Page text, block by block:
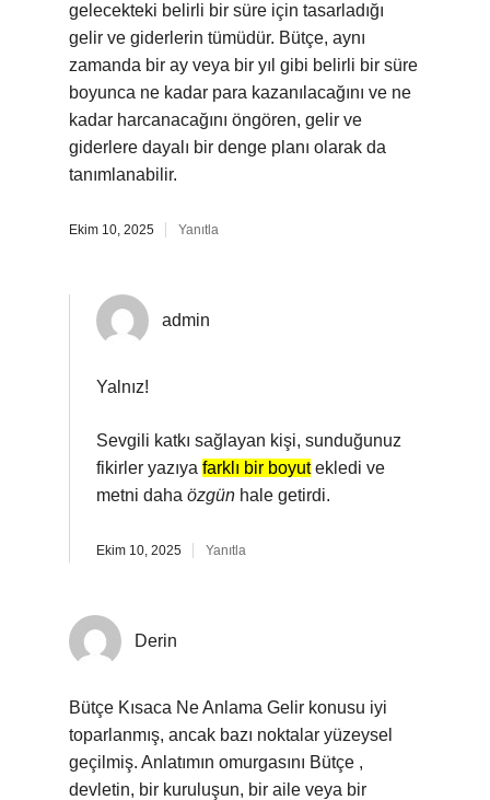
gelecekteki belirli bir süre için tasarladığı
gelir ve giderlerin tümüdür. Bütçe, aynı
zamanda bir ay veya bir yıl gibi belirli bir süre
boyunca ne kadar para kazanılacağını ve ne
kadar harcanacağını öngören, gelir ve
giderlere dayalı bir denge planı olarak da
tanımlanabilir.
Ekim 10, 2025 Yanıtla
admin
Yalnız!
Sevgili katkı sağlayan kişi, sunduğunuz
fikirler yazıya farklı bir boyutekledi ve
metni daha özgün hale getirdi.
Ekim 10, 2025 Yanıtla
Derin
Bütçe Kısaca Ne Anlama Gelir konusu iyi
toparlanmış, ancak bazı noktalar yüzeysel
geçilmiş. Anlatımın omurgasını Bütçe ,
devletin, bir kuruluşun, bir aile veya bir